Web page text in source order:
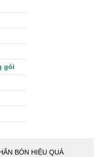
gói
BÓN HIỆU QUẢ